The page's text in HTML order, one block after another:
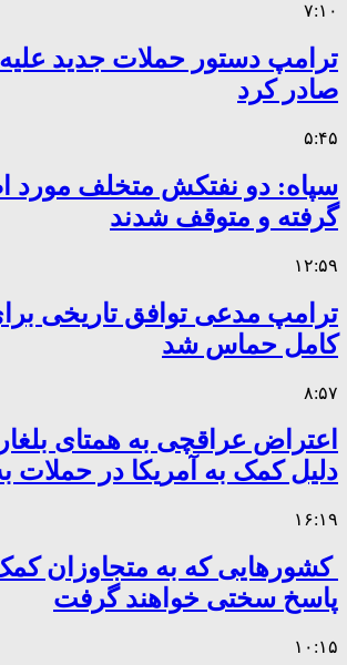
۷:۱۰
ترامپ دستور حملات جدید علیه
صادر کرد
۵:۴۵
سپاه: دو نفتکش متخلف مورد
گرفته و متوقف شدند
۱۲:۵۹
ترامپ مدعی توافق تاریخی
کامل حماس شد
۸:۵۷
اعتراض عراقچی به همتای
دلیل کمک به آمریکا در حملات
۱۶:۱۹
کشورهایی که به متجاوزان
پاسخ سختی خواهند گرفت
۱۰:۱۵